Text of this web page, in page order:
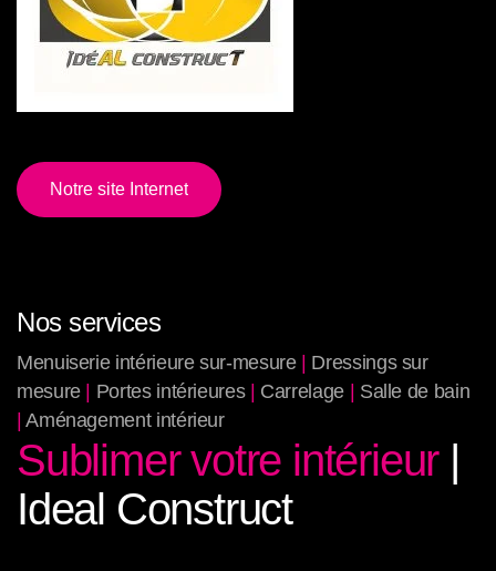
Notre site Internet
Nos services
Menuiserie intérieure sur-mesure
Dressings sur
mesure
Portes intérieures Carrelage
Salle de bain
Aménagement intérieur
Sublimer votre intérieur|
Ideal Construct